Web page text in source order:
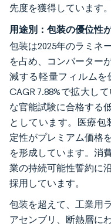
先度を獲得しています。
用途別：包装の優位性
包装は2025年のラミネ
を占め、コンバーター
減する軽量フィルムを
CAGR 7.88%で拡大し
な官能試験に合格する
としています。医療包
定性がプレミアム価格
を形成しています。消
業の持続可能性誓約に
採用しています。
包装を超えて、工業用
アセンブリ、断熱層に